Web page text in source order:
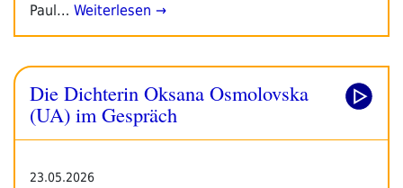
Paul… Weiterlesen →
Die Dichterin Oksana Osmolovska
(UA) im Gespräch
23.05.2026